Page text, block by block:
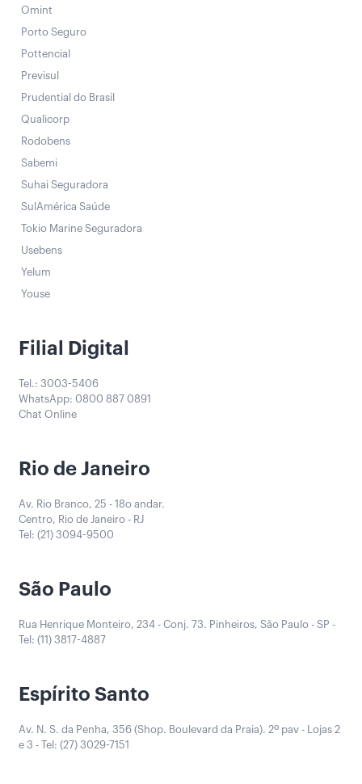
Omint
Porto Seguro
Pottencial
Previsul
Prudential do Brasil
Qualicorp
Rodobens
Sabemi
Suhai Seguradora
SulAmérica Saúde
Tokio Marine Seguradora
Usebens
Yelum
Youse
Filial Digital
Tel.: 3003-5406
WhatsApp: 0800 887 0891
Chat Online
Rio de Janeiro
Av. Rio Branco, 25 - 18o andar.
Centro, Rio de Janeiro - RJ
Tel: (21) 3094-9500
São Paulo
Rua Henrique Monteiro, 234 - Conj. 73. Pinheiros, São Paulo - SP -
Tel: (11) 3817-4887
Espírito Santo
Av. N. S. da Penha, 356 (Shop. Boulevard da Praia). 2º pav - Lojas 2
e 3 - Tel: (27) 3029-7151